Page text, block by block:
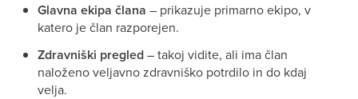
Glavna ekipa člana – prikazuje primarno ekipo, v
katero je član razporejen.
Zdravniški pregled– takoj vidite, ali ima član
naloženo veljavno zdravniško potrdilo in do kdaj
velja.